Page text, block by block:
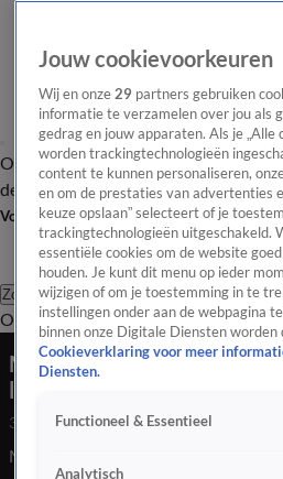
OverzichtAfleveringen Entertainment
de redactieNieuwsbrief
Volg Shownieuws
Zoeken
OverzichtEntertainment
Maarten wint 44.000 euro
laatste ronde
3 nov 2024, 21:27
Maarten wint 44.000 euro na
Jouw cookievoorkeuren
Wij en onze 29 partners gebruiken
informatie te verzamelen over jou als
gedrag en jouw apparaten. Als je „Alle
worden trackingtechnologieën
content te kunnen personaliseren,
en om de prestaties van advertenties
keuze opslaan” selecteert of je
trackingtechnologieën uitgeschakeld.
essentiële cookies om de website
houden. Je kunt dit menu op ieder
wijzigen of om je toestemming in te
instellingen onder aan de webpagina
binnen onze Digitale Diensten worden
Cookieverklaring voor meer
Diensten.
Functioneel & Essentieel
Analytisch